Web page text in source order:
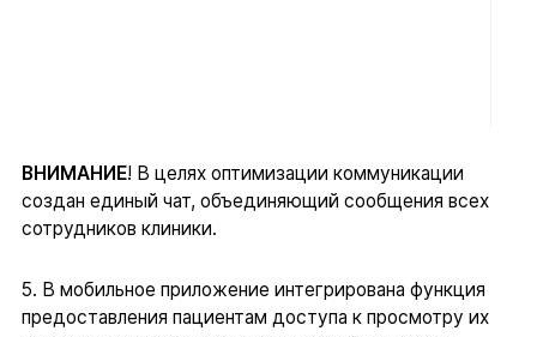
ВНИМАНИЕ! В целях оптимизации коммуникации
создан единый чат, объединяющий сообщения всех
сотрудников клиники.
5. В мобильное приложение интегрирована функция
предоставления пациентам доступа к просмотру их